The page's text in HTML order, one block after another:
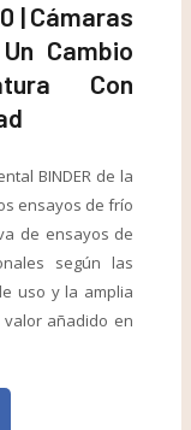
| Cámaras
Cambio
Con
BINDER de la
ensayos de frío
de ensayos de
según las
uso y la amplia
añadido en